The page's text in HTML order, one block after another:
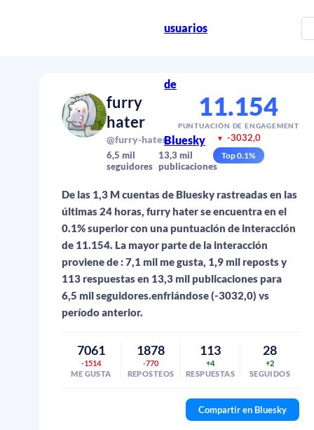
usuarios
de
Bluesky
furry
hater
@furry-hater.bsky.social
6,5 mil
seguidores
13,3 mil
publicaciones
11.154
PUNTUACIÓN DE ENGAGEMENT
▼ -3032,0
Top0.1%
De las 1,3 M cuentas de Bluesky rastreadas en las
últimas 24 horas, furry hater se encuentra en el
0.1% superior con una puntuación de interacción
de 11.154. La mayor parte de la interacción
proviene de : 7,1 mil me gusta, 1,9 mil reposts y
113 respuestas en 13,3 mil publicaciones para
6,5 mil seguidores.enfriándose (-3032,0) vs
período anterior.
7061
-1514
ME GUSTA
1878
-770
REPOSTEOS
113
+4
RESPUESTAS
28
+2
SEGUIDOS
Compartir en Bluesky